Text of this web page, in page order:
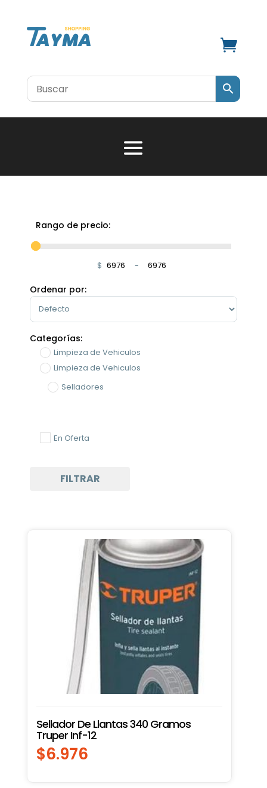

Rango de precio:
$ Minimum Price
-
Maximum Price
Ordenar por:
Sort Products
Categorías:
Limpieza de Vehiculos
Limpieza de Vehiculos
Selladores
En Oferta
FILTRAR
Sellador De Llantas 340 Gramos
Truper Inf-12
$6.976